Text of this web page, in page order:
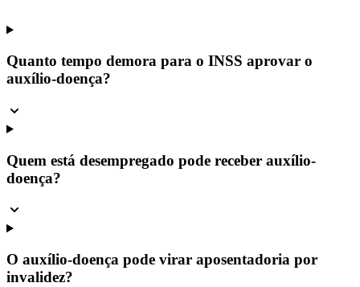
Quanto tempo demora para o INSS aprovar o
auxílio-doença?
Quem está desempregado pode receber auxílio-
doença?
O auxílio-doença pode virar aposentadoria por
invalidez?